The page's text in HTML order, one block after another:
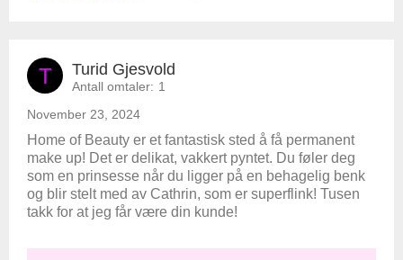
T Turid Gjesvold
Antall omtaler: 1
November 23, 2024
Home of Beauty er et fantastisk sted å få permanent
make up! Det er delikat, vakkert pyntet. Du føler deg
som en prinsesse når du ligger på en behagelig benk
og blir stelt med av Cathrin, som er superflink! Tusen
takk for at jeg får være din kunde!